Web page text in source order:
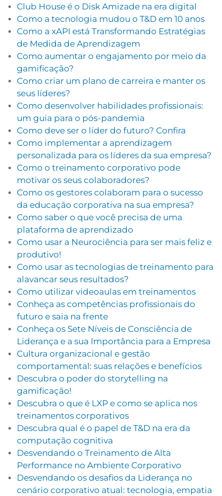
Club House é o Disk Amizade na era digital
Como a tecnologia mudou o T&D em 10 anos
Como a xAPI está Transformando Estratégias
de Medida de Aprendizagem
Como aumentar o engajamento por meio da
gamificação?
Como criar um plano de carreira e manter os
seus líderes?
Como desenvolver habilidades profissionais:
um guia para o pós-pandemia
Como deve ser o líder do futuro? Confira
Como implementar a aprendizagem
personalizada para os líderes da sua empresa?
Como o treinamento corporativo pode
motivar os seus colaboradores?
Como os gestores colaboram para o sucesso
da educação corporativa na sua empresa?
Como saber o que você precisa de uma
plataforma de aprendizado
Como usar a Neurociência para ser mais feliz e
produtivo!
Como usar as tecnologias de treinamento para
alavancar seus resultados?
Como utilizar videoaulas em treinamentos
Conheça as competências profissionais do
futuro e saia na frente
Conheça os Sete Níveis de Consciência de
Liderança e a sua Importância para a Empresa
Cultura organizacional e gestão
comportamental: suas relações e benefícios
Descubra o poder do storytelling na
gamificação!
Descubra o que é LXP e como se aplica nos
treinamentos corporativos
Descubra qual é o papel de T&D na era da
computação cognitiva
Desvendando o Treinamento de Alta
Performance no Ambiente Corporativo
Desvendando os desafios da Liderança no
cenário corporativo atual: tecnologia, empatia